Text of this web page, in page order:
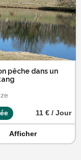
pêche dans un
11 € / Jour
Afficher